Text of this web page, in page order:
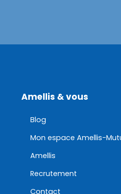
Amellis & vous
Blog
Mon espace Amellis-
Amellis
Recrutement
Contact